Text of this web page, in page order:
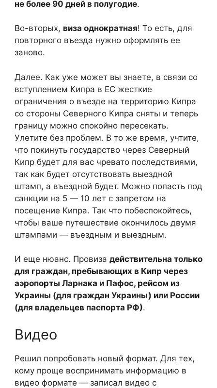
не более 90 дней в полугодие.
Во-вторых, виза однократная! То есть, для
повторного въезда нужно оформлять ее
заново.
Далее. Как уже может вы знаете, в связи со
вступлением Кипра в ЕС жесткие
ограничения о въезде на территорию Кипра
со стороны Северного Кипра сняты и теперь
границу можно спокойно пересекать.
Улетите без проблем. В то же время, учтите,
что покинуть государство через Северный
Кипр будет для вас чревато последствиями,
так как будет отсутствовать выездной
штамп, а въездной будет. Можно попасть под
санкции на 5 — 10 лет с запретом на
посещение Кипра. Так что побеспокойтесь,
чтобы ваше путешествие окончилось двумя
штампами — въездным и выездным.
И еще нюанс. Провиза действительна только
для граждан, пребывающих в Кипр через
аэропорты Ларнака и Пафос, рейсом из
Украины (для граждан Украины) или России
(для владельцев паспорта РФ).
Видео
Решил попробовать новый формат. Для тех,
кому проще воспринимать информацию в
видео формате — записал видео с